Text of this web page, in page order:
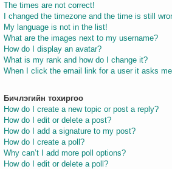
The times are not correct!
I changed the timezone and the time is still
My language is not in the list!
What are the images next to my username?
How do I display an avatar?
What is my rank and how do I change it?
When I click the email link for a user it asks
Бичлэгийн тохиргоо
How do I create a new topic or post a reply?
How do I edit or delete a post?
How do I add a signature to my post?
How do I create a poll?
Why can’t I add more poll options?
How do I edit or delete a poll?